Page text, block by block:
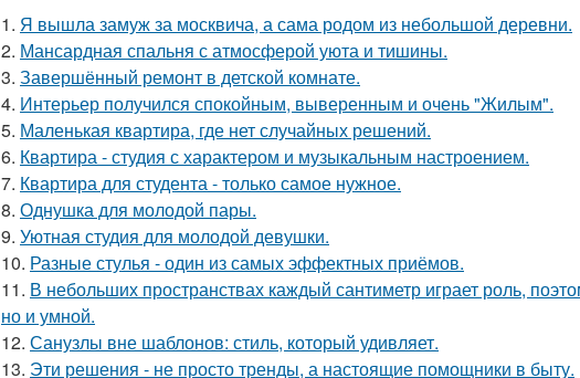
1. Я вышла замуж за москвича, а сама родом из небольшой деревни.
2. Мансардная спальня с атмосферой уюта и тишины.
3. Завершённый ремонт в детской комнате.
4. Интерьер получился спокойным, выверенным и очень "Жилым".
5. Маленькая квартира, где нет случайных решений.
6. Квартира - студия с характером и музыкальным настроением.
7. Квартира для студента - только самое нужное.
8. Однушка для молодой пары.
9. Уютная студия для молодой девушки.
10. Разные стулья - один из самых эффектных приёмов.
11. В небольших пространствах каждый сантиметр играет роль,
но и умной.
12. Санузлы вне шаблонов: стиль, который удивляет.
13. Эти решения - не просто тренды, а настоящие помощники в быту.